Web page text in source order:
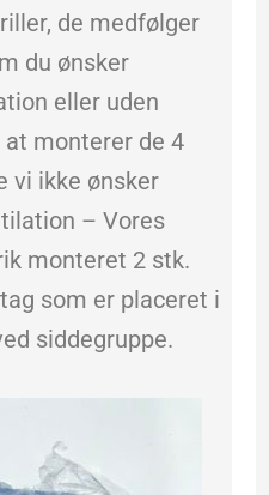
de medfølger
du ønsker
eller uden
monterer de 4
vi ikke ønsker
– Vores
monteret 2 stk.
som er placeret i
siddegruppe.